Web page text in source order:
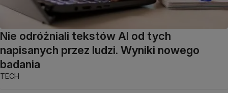
Nie odróżniali tekstów AI od tych
napisanych przez ludzi. Wyniki nowego
badania
TECH